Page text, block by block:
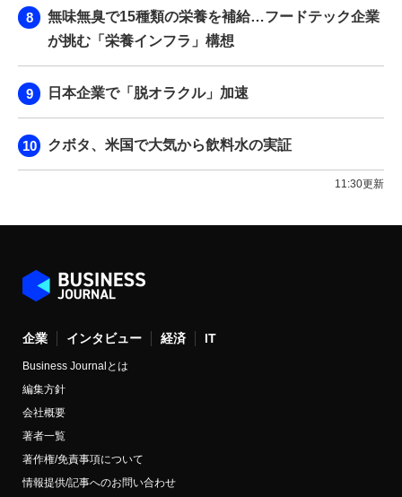
無味無臭で15種類の栄養を補給…フードテック企業
が挑む「栄養インフラ」構想
日本企業で「脱オラクル」加速
クボタ、米国で大気から飲料水の実証
11:30更新
企業 インタビュー 経済 IT
Business Journalとは
編集方針
会社概要
著者一覧
著作権/免責事項について
情報提供/記事へのお問い合わせ